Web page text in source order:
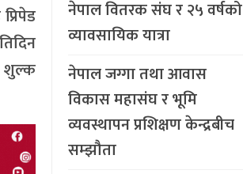
शुल्क
नेपाल वितरक संघ र २५ वर्षको
व्यावसायिक यात्रा
नेपाल जग्गा तथा आवास
विकास महासंघ र भूमि
व्यवस्थापन प्रशिक्षण केन्द्रबीच
सम्झौता